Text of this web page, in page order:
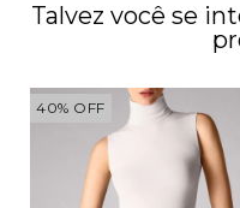
Talvez você se
40% OFF